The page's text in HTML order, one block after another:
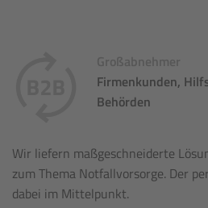
Großabnehmer
Firmenkunden,
Behörden
Wir liefern maßgeschneiderte
zum Thema Notfallvorsorge. Der
dabei im Mittelpunkt.